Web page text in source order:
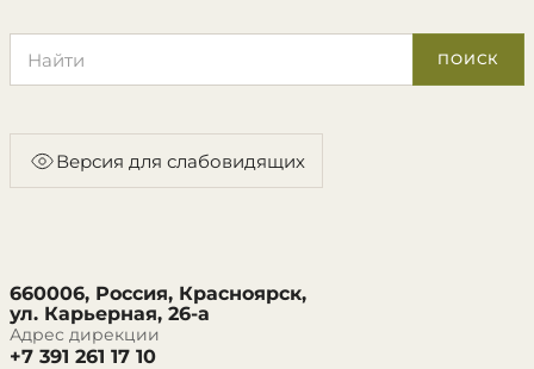
ПОИСК
Версия для слабовидящих
660006, Россия, Красноярск,
ул. Карьерная, 26-а
Адрес дирекции
+7 391 261 17 10